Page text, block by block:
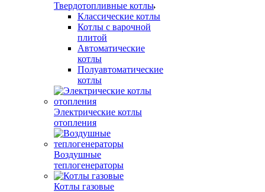
Твердотопливные котлы
Классические котлы
Котлы с варочной
плитой
Автоматические
котлы
Полуавтоматические
котлы
Электрические котлы
отопления
Воздушные
теплогенераторы
Котлы газовые